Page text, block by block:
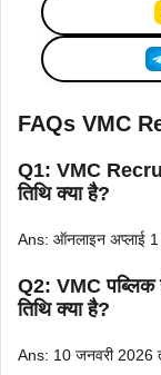
FAQs VMC
Q1: VMC
तिथि क्या है?
Ans: ऑनलाइन अप्लाई
Q2: VMC पब्लिक
तिथि क्या है?
Ans: 10 जनवरी 2026